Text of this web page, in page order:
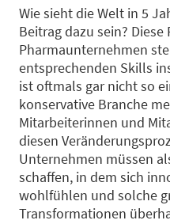
Wie sieht die Welt in 5
Beitrag dazu sein? Diese
Pharmaunternehmen
entsprechenden Skills
ist oftmals gar nicht so
konservative Branche
Mitarbeiterinnen und
diesen
Unternehmen müssen
schaffen, in dem sich
wohlfühlen und solche
Transformationen